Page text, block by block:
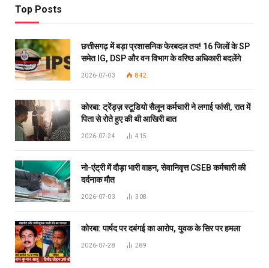
Top Posts
छत्तीसगढ़ में बड़ा प्रशासनिक फेरबदल तय! 16 जिलों के SP
समेत IG, DSP और वन विभाग के वरिष्ठ अधिकारी बदलेंगे
2026-07-03 842
कोरबा: ट्रेंड्ज़ स्टूडियो सैलून कर्मचारी ने लगाई फांसी, रात में
पिता से रोते हुए की थी आखिरी बात
2026-07-24 415
नो-एंट्री में दौड़ा भारी वाहन, सेवानिवृत्त CSEB कर्मचारी की
दर्दनाक मौत
2026-07-03 308
कोरबा: पार्षद पर दबंगई का आरोप, युवक के सिर पर हमला
2026-07-28 289